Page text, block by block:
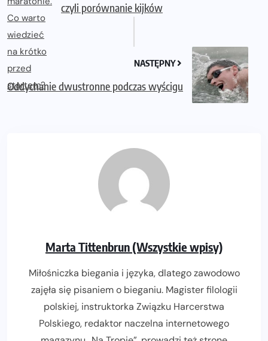
czyli porównanie kijków
NASTĘPNY
Oddychanie dwustronne podczas wyścigu
Marta Tittenbrun (Wszystkie wpisy)
Miłośniczka biegania i języka, dlatego zawodowo
zajęła się pisaniem o bieganiu. Magister filologii
polskiej, instruktorka Związku Harcerstwa
Polskiego, redaktor naczelna internetowego